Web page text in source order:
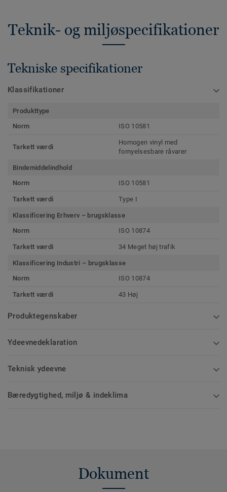
Teknik- og miljøspecifikationer
Tekniske specifikationer
Klassifikationer
Produkttype
Norm
ISO 10581
Tarkett værdi
Homogen vinyl med
fornyelsesbare råvarer
Bindemiddelindhold
Norm
ISO 10581
Tarkett værdi Type I
Klassificering Erhverv – brugsklasse
Norm
ISO 10874
Tarkett værdi 34 Meget høj trafik
Klassificering Industri – brugsklasse
Norm
ISO 10874
Tarkett værdi 43 Høj
Produktegenskaber
Ydeevnedeklaration
Teknisk ydeevne
Bæredygtighed, miljø & indeklima
Dokument